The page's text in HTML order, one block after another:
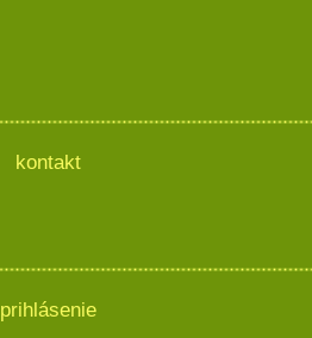
kontakt
prihlásenie